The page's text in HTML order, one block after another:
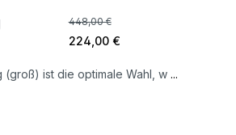
448,00 €
224,00 €
(groß) ist die optimale Wahl, w ...